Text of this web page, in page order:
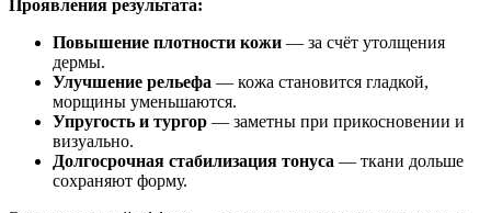
Проявления результата:
Повышение плотности кожи — за счёт утолщения
дермы.
Улучшение рельефа — кожа становится гладкой,
морщины уменьшаются.
Упругость и тургор — заметны при прикосновении и
визуально.
Долгосрочная стабилизация тонуса — ткани дольше
сохраняют форму.